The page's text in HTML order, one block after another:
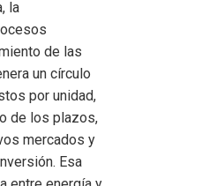
la
de las
un círculo
por unidad,
de los plazos,
mercados y
Esa